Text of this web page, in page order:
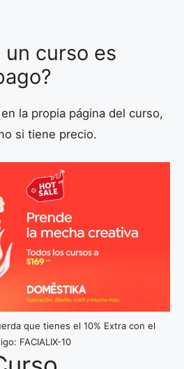
un curso es
la propia página del curso,
si tiene precio.
que tienes el 10% Extra con el
FACIALIX-10